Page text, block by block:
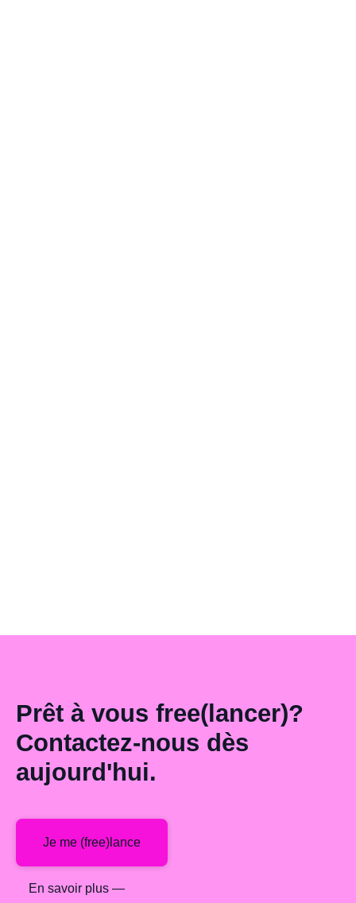
Prêt à vous free(lancer)?
Contactez-nous dès
aujourd'hui.
Je me (free)lance
En savoir plus —